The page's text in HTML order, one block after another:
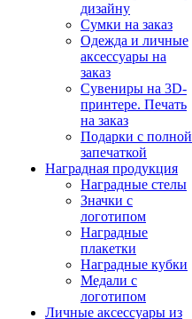
дизайну
Сумки на заказ
Одежда и личные
аксессуары на
заказ
Сувениры на 3D-
принтере. Печать
на заказ
Подарки с полной
запечаткой
Наградная продукция
Наградные стелы
Значки с
логотипом
Наградные
плакетки
Наградные кубки
Медали с
логотипом
Личные аксессуары из